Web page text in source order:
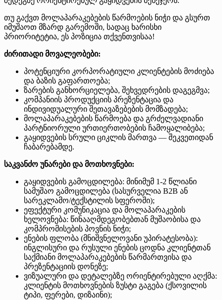
თუ გაქვთ მოლაპარაკებების წარმოების ნიჭი და გსურთ
იმუშაოთ მზარდ გარემოში, სადაც ხარისხი
პრიორიტეტია, ეს პოზიცია თქვენთვისაა!
ძირითადი მოვალეობები:
პოტენციური კორპორატიული კლიენტების მოძიება
და ბაზის გაფართოება;
ზარების განხორციელება, შეხვედრების დაგეგმვა;
კომპანიის პროდუქციის პრეზენტაცია და
ინდივიდუალური შეთავაზებების მომზადება;
მოლაპარაკებების წარმოება და გრძელვადიანი
პარტნიორული ურთიერთობების ჩამოყალიბება;
გაყიდვების სრული ციკლის მართვა — შეკვეთიდან
ჩაბარებამდე.
საკვანძო უნარები და მოთხოვნები:
გაყიდვების გამოცდილება: მინიმუმ 1-2 წლიანი
სამუშაო გამოცდილება (სასურველია B2B ან
სარეკლამო/ტექსტილის სფეროში);
ეფექტური კომუნიკაცია და მოლაპარაკების
ხელოვნება: წინააღმდეგობებთან მუშაობისა და
კომპრომისების პოვნის ნიჭი;
ენების ფლობა (მნიშვნელოვანი უპირატესობა):
ინგლისური და რუსული ენების ცოდნა კლიენტთან
საქმიანი მოლაპარაკებების წარმართვისა და
პრეზენტაციის დონეზე;
ვიზუალური და დეტალებზე ორიენტირებული აღქმა:
კლიენტის მოთხოვნების ზუსტი გაგება (ქსოვილის
ტიპი, ფერები, დიზაინი);